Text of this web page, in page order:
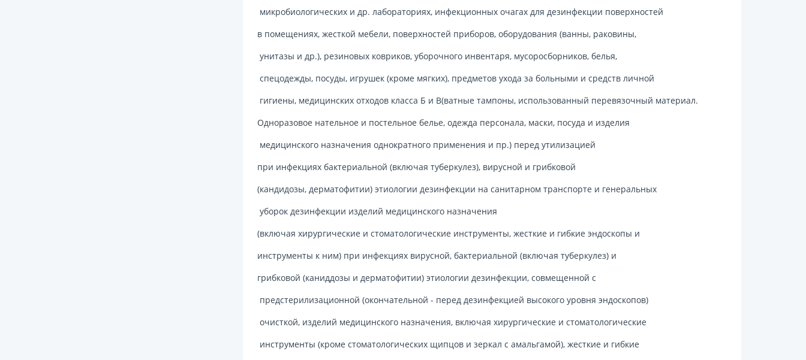
микробиологических и др. лабораториях, инфекционных очагах для дезинфекции поверхностей
в помещениях, жесткой мебели, поверхностей приборов, оборудования (ванны, раковины,
унитазы и др.), резиновых ковриков, уборочного инвентаря, мусоросборников, белья,
спецодежды, посуды, игрушек (кроме мягких), предметов ухода за больными и средств личной
гигиены, медицинских отходов класса Б и В(ватные тампоны, использованный перевязочный материал.
Одноразовое нательное и постельное белье, одежда персонала, маски, посуда и изделия
медицинского назначения однократного применения и пр.) перед утилизацией
при инфекциях бактериальной (включая туберкулез), вирусной и грибковой
(кандидозы, дерматофитии) этиологии дезинфекции на санитарном транспорте и генеральных
уборок дезинфекции изделий медицинского назначения
(включая хирургические и стоматологические инструменты, жесткие и гибкие эндоскопы и
инструменты к ним) при инфекциях вирусной, бактериальной (включая туберкулез) и
грибковой (каниддозы и дерматофитии) этиологии дезинфекции, совмещенной с
предстерилизационной (окончательной - перед дезинфекцией высокого уровня эндоскопов)
очисткой, изделий медицинского назначения, включая хирургические и стоматологические
инструменты (кроме стоматологических щипцов и зеркал с амальгамой), жесткие и гибкие